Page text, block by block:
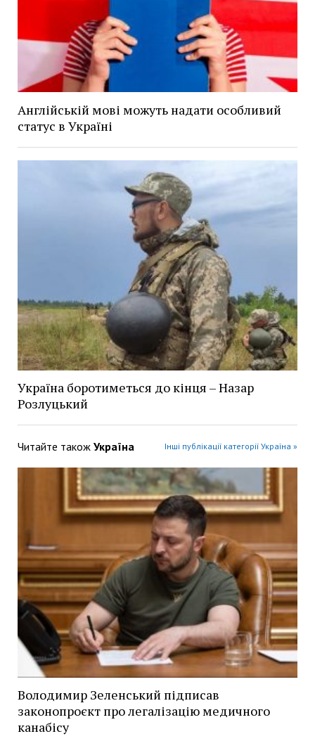
Англійській мові можуть надати особливий
статус в Україні
Україна боротиметься до кінця – Назар
Розлуцький
Читайте також Україна Інші публікації категорії Україна »
Володимир Зеленський підписав
законопроєкт про легалізацію медичного
канабісу